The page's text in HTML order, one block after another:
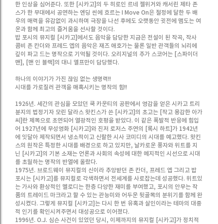
한 인상을 심어준다. 또한 [시카고]의 두 히로인 르네 젤위거와 캐서린 제타 존
스가 한 무대에서 공연하는 엔딩 씬에 흐르는 I Move On은 절정에 달한 두 배
우의 매력을 유감없이 과시하며 극장을 나선 후에도 오랫동안 귓전에 맴도는 여
운과 함께 최고의 즐거움을 선사할 것이다.
밥 포시의 뮤지컬 [시카고]에서도 음악을 담당한 지금은 전설이 된 작곡, 작사
콤비 존 칸더와 프레드 엡의 음악은 재즈 애호가는 물론 일반 관객들의 뇌리에
깊이 파고 드는 명작으로 기억될 것이다. 오리지널의 추가 스코어는 [스파이더
맨], [맨 인 블랙]의 대니 엘프만이 담당했다.
하나의 이야기가 가진 끊임 없는 생명력!!
시대를 가로질러 관객을 매혹시키는 명작의 힘!!
1926년. 세간의 관심을 모았던 쿡 카운티의 공판에서 영감을 얻은 시카고 트리
뷴지의 법정기자 모린 달라스 왓킨스가 쓴 [시카고]의 초고는 [작고 용감한 아가
씨]란 제목으로 초연되어 열광적인 호평을 받았다. 이 같은 폭발적 반응에 힘입
어 1927년에 무성영화 [시카고]와 진저 로저스 주연의 [록시 하트]가 1942년
에 잇달아 제작되면서 냉소적이고 신랄한 시사 코미디의 시대를 예고했다. 왓킨
스의 원작은 특정한 시대를 배경으로 하고 있지만, 날카로운 풍자와 위트를 지
닌 [시카고]의 기본 소재는 언론과 사회의 속성에 대한 예지적인 시선으로 시대
를 초월하는 명작의 반열에 올랐다.
1975년. 브로드웨이 뮤지컬의 신이라 추앙받던 존 칸더, 프레드 엡 그리고 밥
포시는 [시카고]를 뮤지컬로 각색하면서 전세계를 사로잡는데 성공했다. 위트있
는 가사와 환상적인 멜로디는 한층 다양한 재미를 부여했고, 포시의 안무는 작
품의 트레이드 마크라고 할 수 있는 관능미와 어두운 뒷골목의 분위기를 함께 완
성시켰다. 그렇게 뮤지컬 [시카고]는 다시 한 번 유혹과 살인이라는 테마의 대중
적 인기를 확인시켜주면서 대성공으로 이어졌다.
1996년. O.J. 심슨 사건이 있었던 당시, 이제까지의 뮤지컬 [시카고]가 정치적